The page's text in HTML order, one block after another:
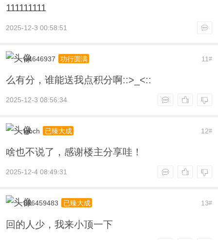
111111111
2025-12-3 00:58:51
11#
w4646937 功行圆满
么有分，谁能送我点积分啊::>_<::
2025-12-3 08:56:34
12#
lgbch 已臻大成
啥也不说了，感谢楼主分享哇！
2025-12-4 08:49:31
13#
836459483 已臻大成
回的人少，我来小顶一下